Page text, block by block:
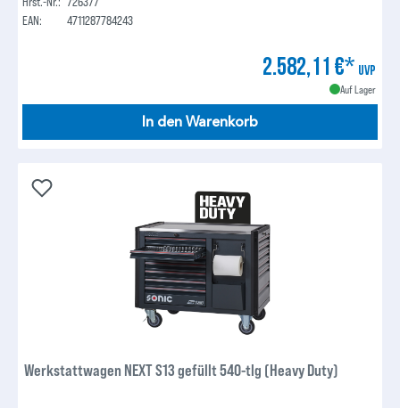
EAN:
4711287784243
2.582,11 €* UVP
Auf Lager
In den Warenkorb
Werkstattwagen NEXT S13 gefüllt 540-tlg (Heavy Duty)